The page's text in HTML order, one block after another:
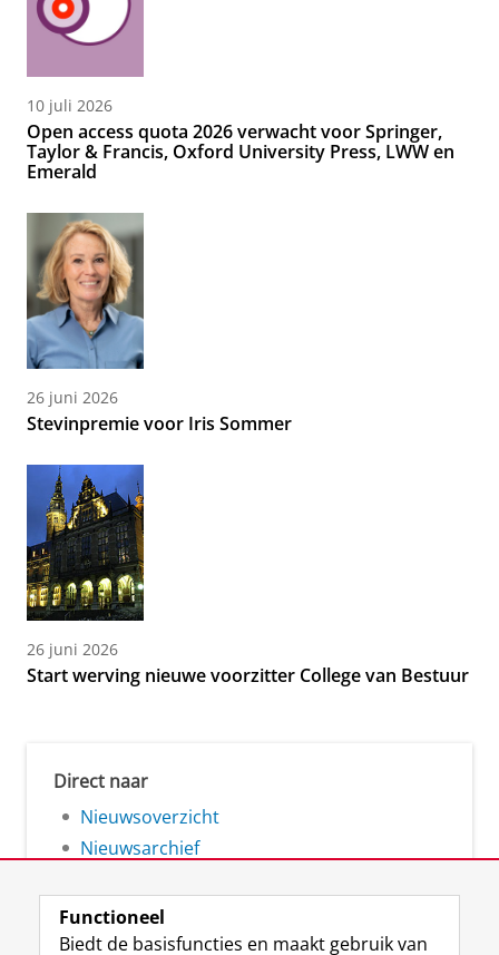
10 juli 2026
Open access quota 2026 verwacht voor Springer,
Taylor & Francis, Oxford University Press, LWW en
Emerald
26 juni 2026
Stevinpremie voor Iris Sommer
26 juni 2026
Start werving nieuwe voorzitter College van Bestuur
Direct naar
Nieuwsoverzicht
Nieuwsarchief
Functioneel
Biedt de basisfuncties en maakt gebruik van